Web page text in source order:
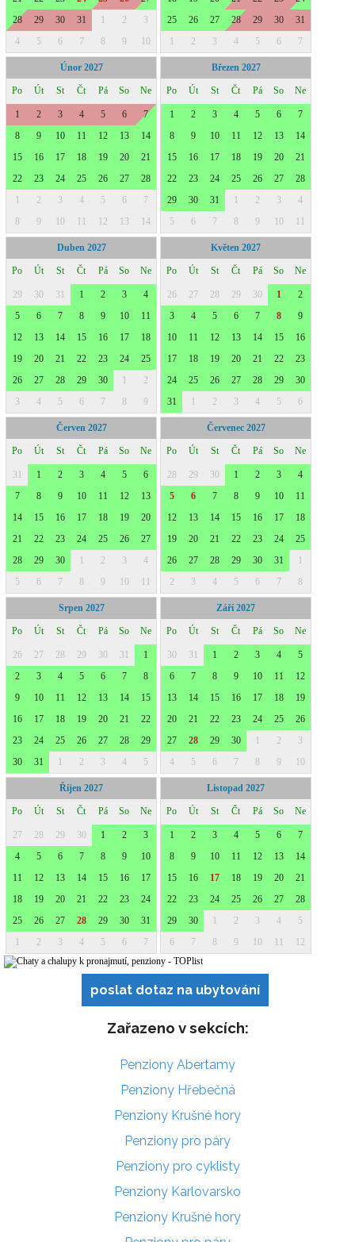
poslat dotaz na ubytování
Zařazeno v sekcích:
Penziony Abertamy
Penziony Hřebečná
Penziony Krušné hory
Penziony pro páry
Penziony pro cyklisty
Penziony Karlovarsko
Penziony Krušné hory